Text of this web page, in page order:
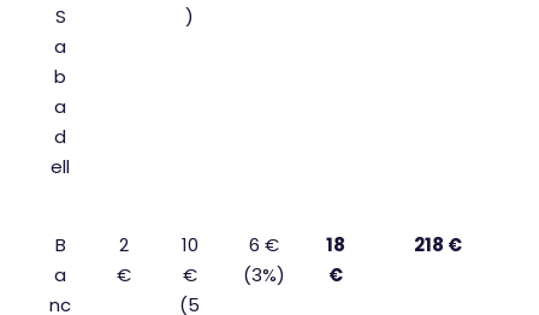
S
a
b
a
d
ell
)
B
a
nc
2
€
10
€
(5
6 €
(3%)
18
€
218 €